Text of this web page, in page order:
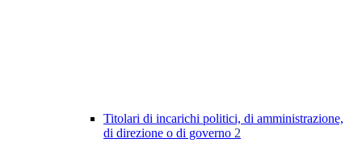
Titolari di incarichi politici, di amministrazione,
di direzione o di governo 2